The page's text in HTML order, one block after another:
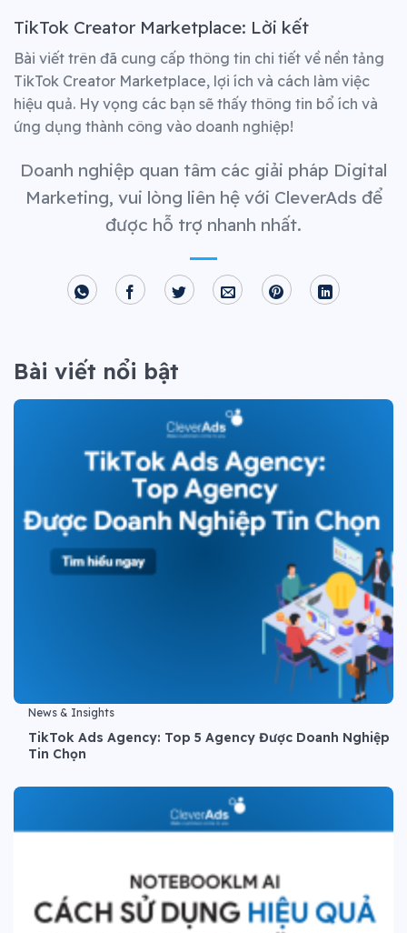
TikTok Creator Marketplace: Lời kết
Bài viết trên đã cung cấp thông tin chi tiết về nền tảng
TikTok Creator Marketplace, lợi ích và cách làm việc
hiệu quả. Hy vọng các bạn sẽ thấy thông tin bổ ích và
ứng dụng thành công vào doanh nghiệp!
Doanh nghiệp quan tâm các giải pháp Digital
Marketing, vui lòng liên hệ với CleverAds để
được hỗ trợ nhanh nhất.
Bài viết nổi bật
News & Insights
TikTok Ads Agency: Top 5 Agency Được Doanh Nghiệp
Tin Chọn